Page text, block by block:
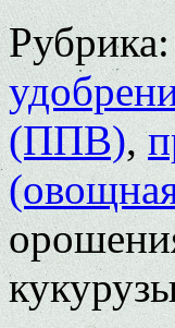
Рубрика:
(ППВ),